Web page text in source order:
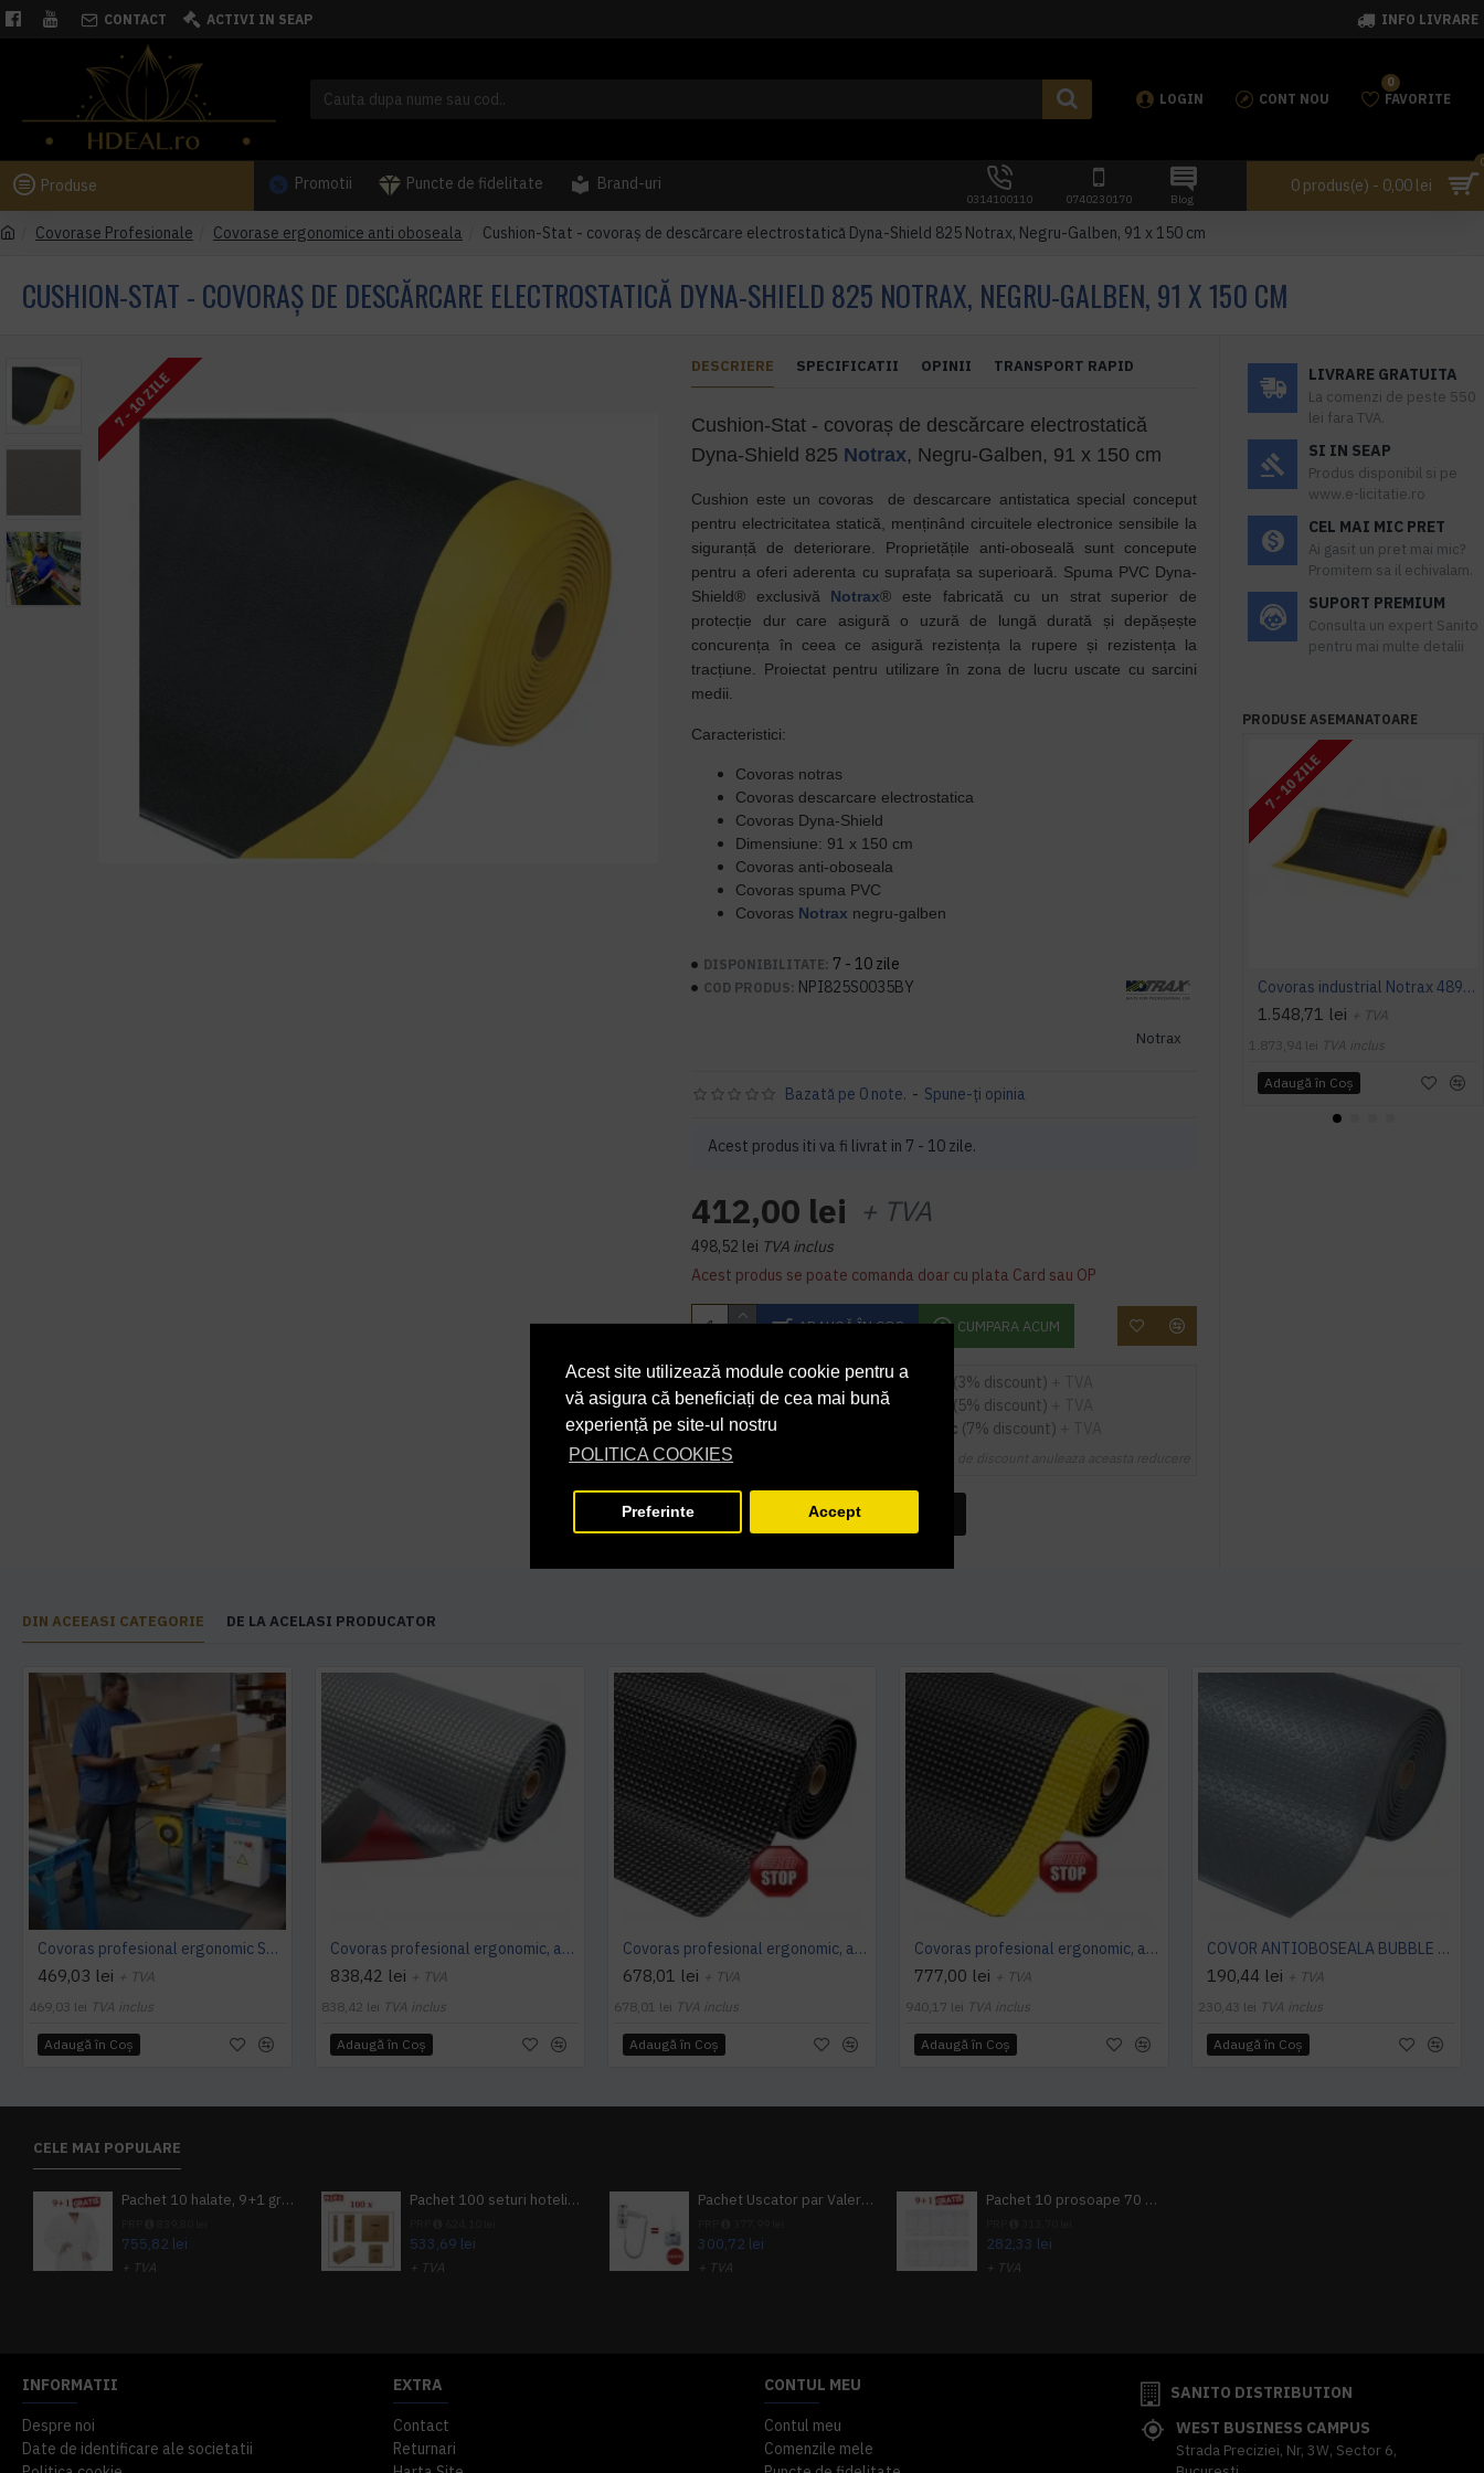
Acest site utilizează module cookie pentru a
vă asigura că beneficiați de cea mai bună
experiență pe site-ul nostru
POLITICA COOKIES
Preferinte Accept
CONTACT ACTIVI IN SEAP INFO LIVRARE
LOGIN CONT NOU FAVORITE
0
Produse Promotii Puncte de fidelitate Brand-uri
0314100110 0740230170 Blog
0 produs(e) - 0,00 lei
Covorase Profesionale Covorase ergonomice anti oboseala Cushion-Stat - covoraș de descărcare electrostatică Dyna-Shield 825 Notrax, Negru-Galben, 91 x 150 cm
CUSHION-STAT - COVORAȘ DE DESCĂRCARE ELECTROSTATICĂ DYNA-SHIELD 825 NOTRAX, NEGRU-GALBEN, 91 X 150 CM
7 - 10 ZILE
DESCRIERE SPECIFICATII OPINII TRANSPORT RAPID
Cushion-Stat - covoraș de descărcare electrostatică
Dyna-Shield 825 Notrax, Negru-Galben, 91 x 150 cm
Cushion este un covoras de descarcare antistatica special conceput
pentru electricitatea statică, menținând circuitele electronice sensibile la
siguranță de deteriorare. Proprietățile anti-oboseală sunt concepute
pentru a oferi aderenta cu suprafața sa superioară. Spuma PVC Dyna-
Shield® exclusivă Notrax® este fabricată cu un strat superior de
protecție dur care asigură o uzură de lungă durată și depășește
concurența în ceea ce asigură rezistența la rupere și rezistența la
tracțiune. Proiectat pentru utilizare în zona de lucru uscate cu sarcini
medii.
Caracteristici:
Covoras notras
Covoras descarcare electrostatica
Covoras Dyna-Shield
Dimensiune: 91 x 150 cm
Covoras anti-oboseala
Covoras spuma PVC
Covoras Notrax negru-galben
DISPONIBILITATE: 7 - 10 zile
COD PRODUS: NPI825S0035BY
Notrax
Acest produs iti va fi livrat in 7 - 10 zile.
Bazată pe 0 note. - Spune-ţi opinia
412,00 lei + TVA
498,52 lei TVA inclus
Acest produs se poate comanda doar cu plata Card sau OP
ADAUGĂ ÎN COŞ CUMPARA ACUM
5sau mai multe la399,64 RON / buc (3% discount)
9sau mai multe la391,40 RON / buc (5% discount)
14sau mai multe la 383,16 RON / buc (7% discount)
INTREABA DESPRE ACEST PRODUS
LIVRARE GRATUITA
La comenzi de peste 550
lei fara TVA.
SI IN SEAP
Produs disponibil si pe
www.e-licitatie.ro
CEL MAI MIC PRET
Ai gasit un pret mai mic?
Promitem sa il echivalam.
SUPORT PREMIUM
Consulta un expert Sanito
pentru mai multe detalii
PRODUSE ASEMANATOARE
7 - 10 ZILE
Covoras industrial Notrax 489 Cushion Flex®, 91 x 210 cm
1.548,71 lei + TVA
1.873,94 lei TVA inclus
Adaugă în Coş
DIN ACEEASI CATEGORIE DE LA ACELASI PRODUCATOR
Covoras profesional ergonomic SKYWALKER PUR
469,03 lei + TVA
469,03 lei TVA inclus
Adaugă în Coş
Covoras profesional ergonomic, antioboseala, SKY TRAX ( gri ), NOTRAX
838,42 lei + TVA
838,42 lei TVA inclus
Adaugă în Coş
Covoras profesional ergonomic, antioboseala, SKY TRAX ( negru ), NOTRAX
678,01 lei + TVA
678,01 lei TVA inclus
Adaugă în Coş
Covoras profesional ergonomic, antioboseala, SKY TRAX ( negru si galben ), NOTRAX
777,00 lei + TVA
940,17 lei TVA inclus
Adaugă în Coş
COVOR ANTIOBOSEALA BUBBLE SOF-TRED (grey)
190,44 lei + TVA
230,43 lei TVA inclus
Adaugă în Coş
CELE MAI POPULARE
Pachet 10 halate, 9+1 gratuit
755,82 lei
+ TVA
Pachet 100 seturi hoteliere, set dentar, set barbierit, casca de dus, pila unghii, set cusut
533,69 lei
+ TVA
Pachet Uscator par Valera Action Super Plus + GRATUIT Sampon si gel de dus Tork
300,72 lei
+ TVA
Pachet 10 prosoape 70 x 140cm 9 + 1 gratuit
282,33 lei
+ TVA
INFORMATII
Despre noi
Date de identificare ale societatii
EXTRA
Contact
Returnari
CONTUL MEU
Contul meu
Comenzile mele
SANITO DISTRIBUTION
WEST BUSINESS CAMPUS
Strada Preciziei, Nr, 3W, Sector 6,